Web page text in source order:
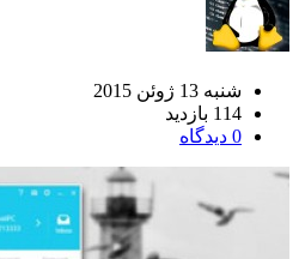
شنبه 13 ژوئن 2015
114 بازدید
0 دیدگاه